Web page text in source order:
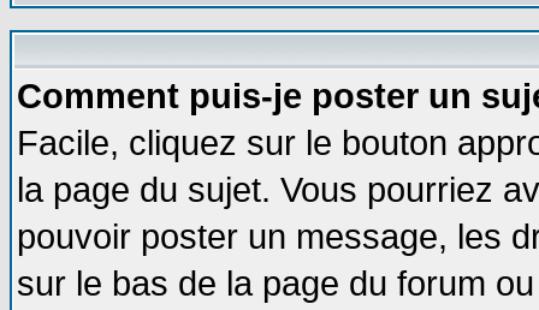
Comment puis-je poster un
Facile, cliquez sur le bouton
la page du sujet. Vous pourriez
pouvoir poster un message, les
sur le bas de la page du forum